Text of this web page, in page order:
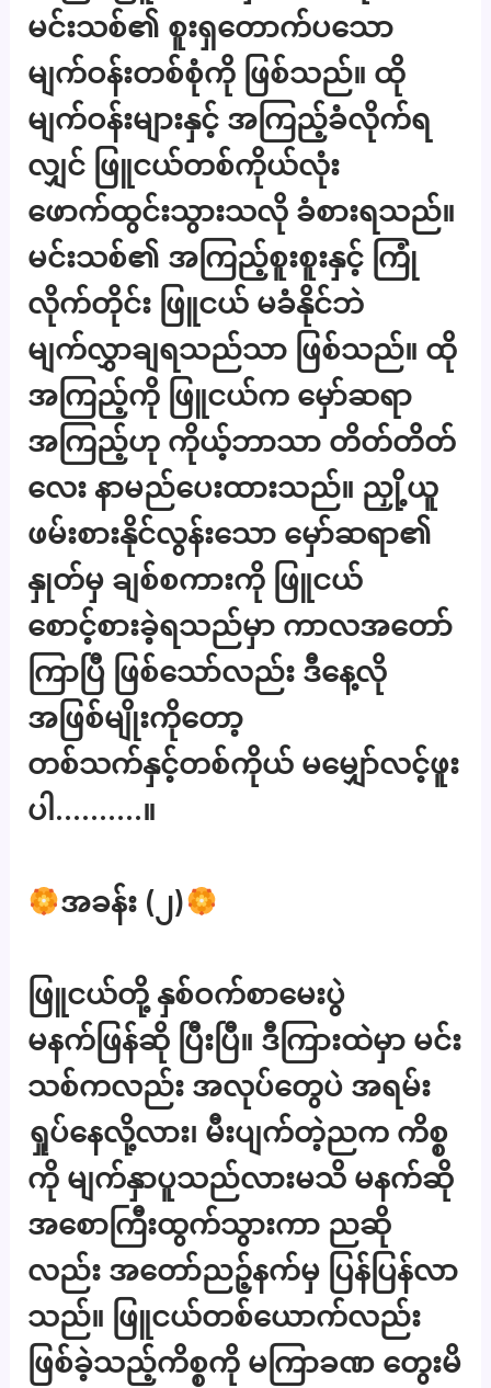
မင်းသစ်၏ စူးရှတောက်ပသော
မျက်ဝန်းတစ်စုံကို ဖြစ်သည်။ ထို
မျက်ဝန်းများနှင့် အကြည့်ခံလိုက်ရ
လျှင် ဖြူငယ်တစ်ကိုယ်လုံး
ဖောက်ထွင်းသွားသလို ခံစားရသည်။
မင်းသစ်၏ အကြည့်စူးစူးနှင့် ကြုံ
လိုက်တိုင်း ဖြူငယ် မခံနိုင်ဘဲ
မျက်လွှာချရသည်သာ ဖြစ်သည်။ ထို
အကြည့်ကို ဖြူငယ်က မှော်ဆရာ
အကြည့်ဟု ကိုယ့်ဘာသာ တိတ်တိတ်
လေး နာမည်ပေးထားသည်။ ညှို့ယူ
ဖမ်းစားနိုင်လွန်းသော မှော်ဆရာ၏
နှုတ်မှ ချစ်စကားကို ဖြူငယ်
စောင့်စားခဲ့ရသည်မှာ ကာလအတော်
ကြာပြီ ဖြစ်သော်လည်း ဒီနေ့လို
အဖြစ်မျိုးကိုတော့
တစ်သက်နှင့်တစ်ကိုယ် မမျှော်လင့်ဖူး
ပါ……….။
အခန်း (၂)
ဖြူငယ်တို့ နှစ်ဝက်စာမေးပွဲ
မနက်ဖြန်ဆို ပြီးပြီ။ ဒီကြားထဲမှာ မင်း
သစ်ကလည်း အလုပ်တွေပဲ အရမ်း
ရှုပ်နေလို့လား၊ မီးပျက်တဲ့ညက ကိစ္စ
ကို မျက်နှာပူသည်လားမသိ မနက်ဆို
အစောကြီးထွက်သွားကာ ညဆို
လည်း အတော်ညဉ့်နက်မှ ပြန်ပြန်လာ
သည်။ ဖြူငယ်တစ်ယောက်လည်း
ဖြစ်ခဲ့သည့်ကိစ္စကို မကြာခဏ တွေးမိ